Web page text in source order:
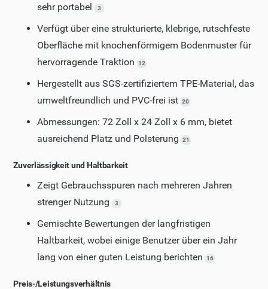
sehr portabel
3
Verfügt über eine strukturierte, klebrige, rutschfeste
Oberfläche mit knochenförmigem Bodenmuster für
hervorragende Traktion
12
Hergestellt aus SGS-zertifiziertem TPE-Material, das
umweltfreundlich und PVC-frei ist 20
Abmessungen: 72 Zoll x 24 Zoll x 6 mm, bietet
ausreichend Platz und Polsterung
21
Zuverlässigkeit und Haltbarkeit
Zeigt Gebrauchsspuren nach mehreren Jahren
strenger Nutzung
3
Gemischte Bewertungen der langfristigen
Haltbarkeit, wobei einige Benutzer über ein Jahr
lang von einer guten Leistung berichten
16
Preis-/Leistungsverhältnis